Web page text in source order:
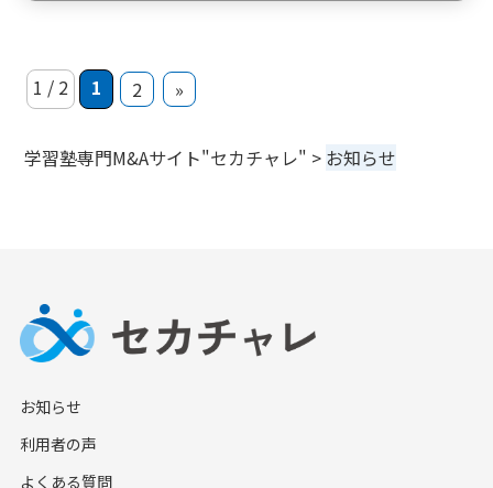
1 / 2 1 2 »
学習塾専門M&Aサイト"セカチャレ" > お知らせ
お知らせ
利用者の声
よくある質問